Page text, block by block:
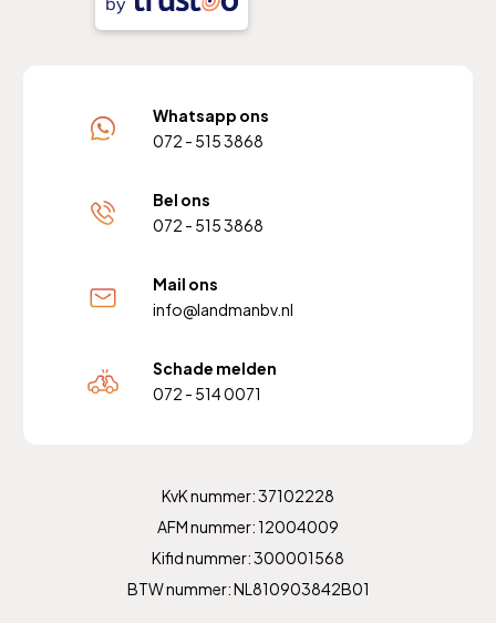
Whatsapp ons
072 - 515 3868
Bel ons
072 - 515 3868
Mail ons
info@landmanbv.nl
Schade melden
072 - 514 0071
KvK nummer: 37102228
AFM nummer: 12004009
Kifid nummer: 300001568
BTW nummer: NL810903842B01